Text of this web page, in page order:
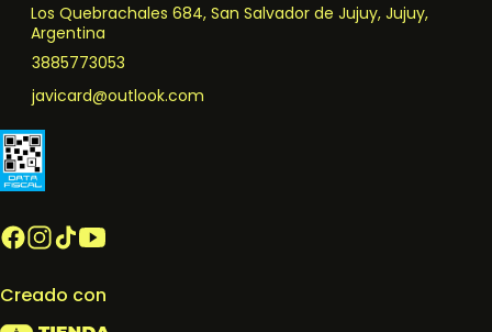
Los Quebrachales 684, San Salvador de Jujuy, Jujuy,
Argentina
3885773053
javicard@outlook.com
Creado con